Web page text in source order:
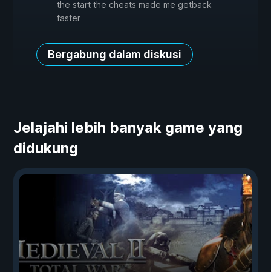
the start the cheats made me getback
faster
Bergabung dalam diskusi
Jelajahi lebih banyak game yang
didukung